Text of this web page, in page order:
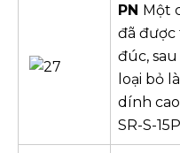
PN Một
đã
đúc,
loại bỏ
dính
SR-S-